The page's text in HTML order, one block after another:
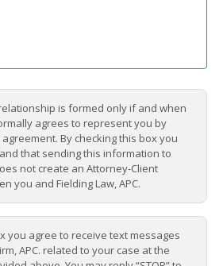
is formed only if and when
agrees to represent you by
By checking this box you
that sending this information to
not create an Attorney-Client
you and Fielding Law, APC.
you agree to receive text messages
APC. related to your case at the